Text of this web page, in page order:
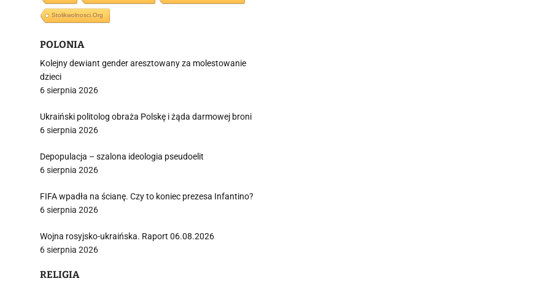
Stolikwolnosci.org
POLONIA
Kolejny dewiant gender aresztowany za molestowanie
dzieci
6 sierpnia 2026
Ukraiński politolog obraża Polskę i żąda darmowej broni
6 sierpnia 2026
Depopulacja – szalona ideologia pseudoelit
6 sierpnia 2026
FIFA wpadła na ścianę. Czy to koniec prezesa Infantino?
6 sierpnia 2026
Wojna rosyjsko-ukraińska. Raport 06.08.2026
6 sierpnia 2026
RELIGIA